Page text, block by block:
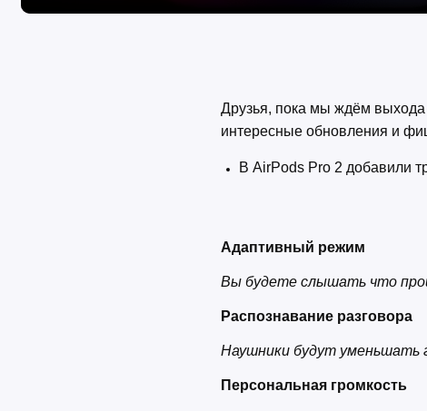
Друзья, пока мы ждём
интересные обновления и
В AirPods Pro 2 добавили
Адаптивный режим
Вы будете слышать что
Распознавание разговора
Наушники будут уменьшать
Персональная громкость